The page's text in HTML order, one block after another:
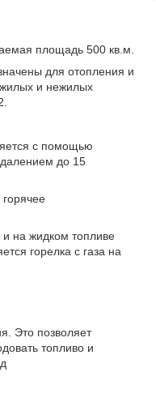
площадь 500 кв.м.
для отопления и
и нежилых
с помощью
до 15
горячее
и на жидком топливе
горелка с газа на
Это позволяет
топливо и